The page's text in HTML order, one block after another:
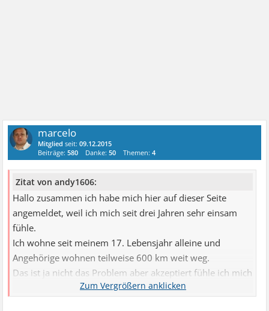
marcelo
Mitglied seit:09.12.2015
Beiträge:580 Danke:50 Themen:4
Zitat von andy1606:
Hallo zusammen ich habe mich hier auf dieser Seite
angemeldet, weil ich mich seit drei Jahren sehr einsam
fühle.
Ich wohne seit meinem 17. Lebensjahr alleine und
Angehörige wohnen teilweise 600 km weit weg.
Das ist ja nicht das Problem aber akzeptiert fühle ich mich
von ihnen schon lange nicht mehr.